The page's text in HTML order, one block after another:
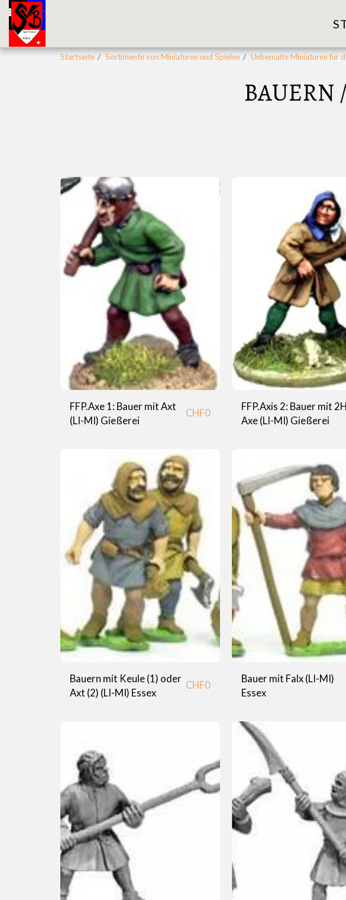
Startseite Sortimente von Miniaturen und Spielen Unbemalte Miniaturen für
BAUERN
FFP.Axe 1: Bauer mit Axt
(LI-MI) Gießerei
CHF0
FFP.Axis 2: Bauer mit 2H
Axe (LI-MI) Gießerei
Bauern mit Keule (1) oder
Axt (2) (LI-MI) Essex
CHF0
Bauer mit Falx (LI-MI)
Essex